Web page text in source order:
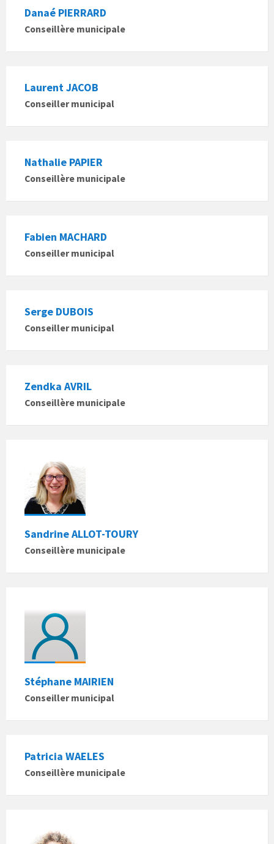
Danaé PIERRARD
Conseillère municipale
Laurent JACOB
Conseiller municipal
Nathalie PAPIER
Conseillère municipale
Fabien MACHARD
Conseiller municipal
Serge DUBOIS
Conseiller municipal
Zendka AVRIL
Conseillère municipale
Sandrine ALLOT-TOURY
Conseillère municipale
Stéphane MAIRIEN
Conseiller municipal
Patricia WAELES
Conseillère municipale